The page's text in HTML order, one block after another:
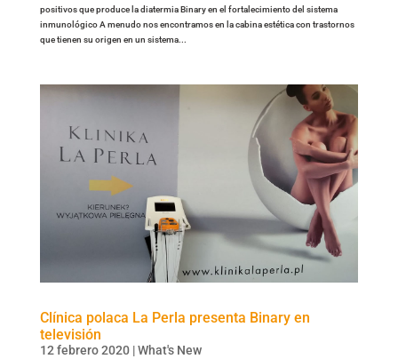
positivos que produce la diatermia Binary en el fortalecimiento del sistema
inmunológico A menudo nos encontramos en la cabina estética con trastornos
que tienen su origen en un sistema...
Clínica polaca La Perla presenta Binary en
televisión
12 febrero 2020|What's New